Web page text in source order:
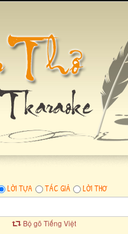
LỜI TỰA TÁC GIẢ LỜI THƠ
Bộ gõ Tiếng Việt